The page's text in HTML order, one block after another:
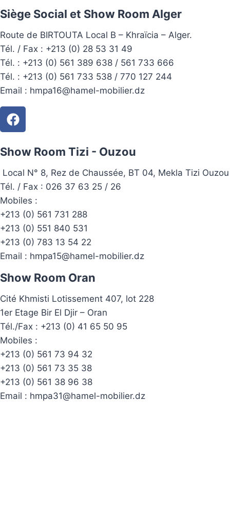
Siège Social et Show Room Alger
Route de BIRTOUTA Local B – Khraïcia – Alger.
Tél. / Fax : +213 (0) 28 53 31 49
Tél. : +213 (0) 561 389 638 / 561 733 666
Tél. : +213 (0) 561 733 538 / 770 127 244
Email : hmpa16@hamel-mobilier.dz
Show Room Tizi - Ouzou
Local N° 8, Rez de Chaussée, BT 04, Mekla Tizi Ouzou
Tél. / Fax : 026 37 63 25 / 26
Mobiles :
+213 (0) 561 731 288
+213 (0) 551 840 531
+213 (0) 783 13 54 22
Email : hmpa15@hamel-mobilier.dz
Show Room Oran
Cité Khmisti Lotissement 407, lot 228
1er Etage Bir El Djir – Oran
Tél./Fax : +213 (0) 41 65 50 95
Mobiles :
+213 (0) 561 73 94 32
+213 (0) 561 73 35 38
+213 (0) 561 38 96 38
Email : hmpa31@hamel-mobilier.dz